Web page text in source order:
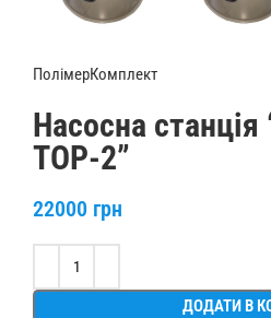
ПолімерКомплект
Насосна станція
ТОР-2”
22000 грн
ДОДАТИ В
Alternative: